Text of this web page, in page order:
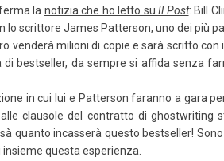
la notizia che ho letto su Il Post: Bill
lo scrittore James Patterson, uno dei più
venderà milioni di copie e sarà scritto
di bestseller, da sempre si affida senza
in cui lui e Patterson faranno a gara
clausole del contratto di ghostwriting
quanto incasserà questo bestseller!
questa esperienza.